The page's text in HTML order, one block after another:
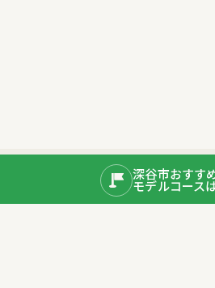
深谷市おすす
モデルコース